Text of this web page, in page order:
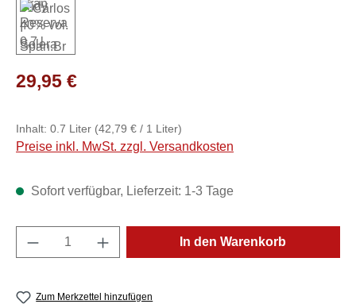
Regulärer Preis:
29,95 €
Inhalt: 0.7 Liter (42,79 € / 1 Liter)
Preise inkl. MwSt. zzgl. Versandkosten
Sofort verfügbar, Lieferzeit: 1-3 Tage
Produkt Anzahl: Gib den gewünschten
In den Warenkorb
Zum Merkzettel hinzufügen